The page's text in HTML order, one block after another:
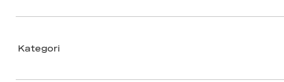
Kategori